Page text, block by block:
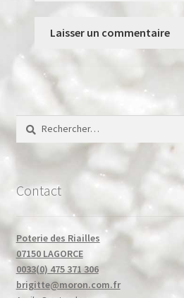
Rechercher :
Contact
Poterie des Riailles
07150 LAGORCE
0033(0) 475 371 306
brigitte@moron.com.fr